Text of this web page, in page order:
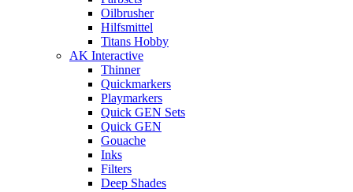
Oilbrusher
Hilfsmittel
Titans Hobby
AK Interactive
Thinner
Quickmarkers
Playmarkers
Quick GEN Sets
Quick GEN
Gouache
Inks
Filters
Deep Shades